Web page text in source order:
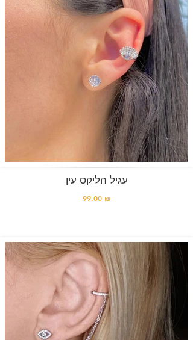
עגיל הליקס עין
99.00 ₪